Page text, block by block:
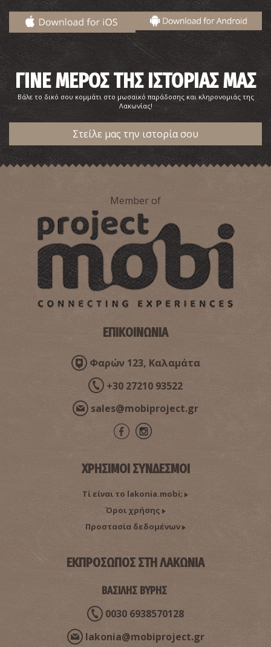
ΓΙΝΕ ΜΕΡΟΣ ΤΗΣ ΙΣΤΟΡΙΑΣ ΜΑΣ
Βάλε το δικό σου κομμάτι στο μωσαϊκό παράδοσης και κληρονομιάς της
Λακωνίας!
Στείλε μας την ιστορία σου
Member of
ΕΠΙΚΟΙΝΩΝΙΑ
Φαρών 123, Καλαμάτα
+30 27210 93522
sales@mobiproject.gr
ΧΡΗΣΙΜΟΙ ΣΥΝΔΕΣΜΟΙ
Τί είναι το lakonia.mobi;
Όροι χρήσης
Προστασία δεδομένων
ΕΚΠΡΟΣΩΠΟΣ ΣΤΗ ΛΑΚΩΝΙΑ
ΒΑΣΙΛΗΣ ΒΥΡΗΣ
0030 6938570128
lakonia@mobiproject.gr